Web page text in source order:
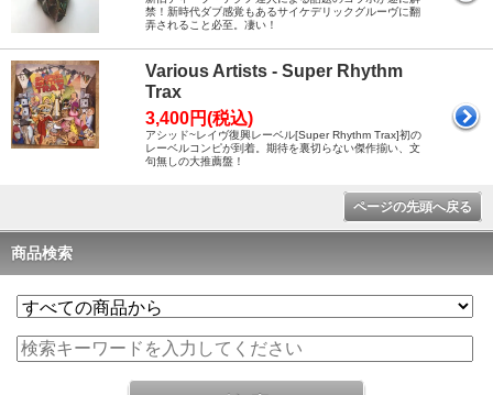
禁！新時代ダブ感覚もあるサイケデリックグルーヴに翻
弄されること必至。凄い！
Various Artists - Super Rhythm
Trax
3,400円(税込)
アシッド~レイヴ復興レーベル[Super Rhythm Trax]初の
レーベルコンピが到着。期待を裏切らない傑作揃い、文
句無しの大推薦盤！
ページの先頭へ戻る
商品検索